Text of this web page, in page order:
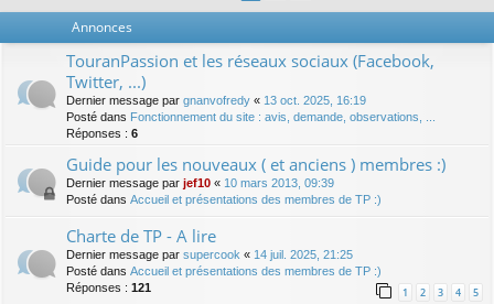
Annonces
TouranPassion et les réseaux sociaux (Facebook,
Twitter, ...)
Dernier message par gnanvofredy « 13 oct. 2025, 16:19
Posté dans Fonctionnement du site : avis, demande, observations, ...
Réponses : 6
Guide pour les nouveaux ( et anciens ) membres :)
Dernier message par jef10 « 10 mars 2013, 09:39
Posté dans Accueil et présentations des membres de TP :)
Charte de TP - A lire
Dernier message par supercook « 14 juil. 2025, 21:25
Posté dans Accueil et présentations des membres de TP :)
Réponses : 121 1 2 3 4 5